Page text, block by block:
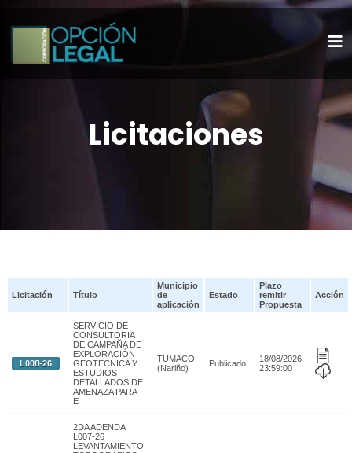
Licitaciones